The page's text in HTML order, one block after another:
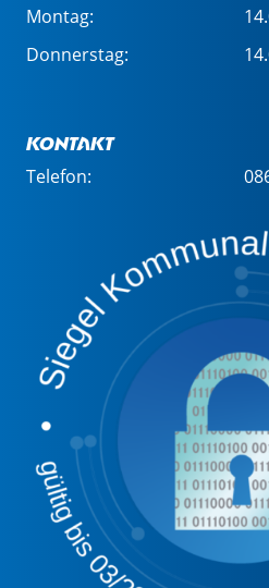
Montag:
Donnerstag:
Kontakt
Telefon: